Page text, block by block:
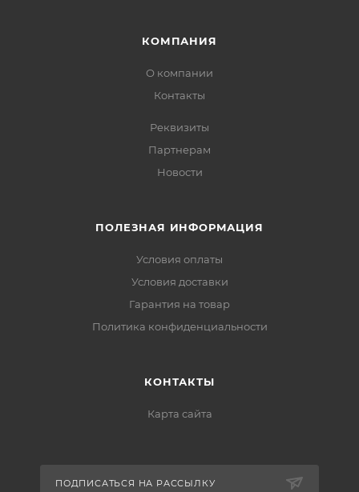
КОМПАНИЯ
О компании
Контакты
Реквизиты
Партнерам
Новости
ПОЛЕЗНАЯ ИНФОРМАЦИЯ
Условия оплаты
Условия доставки
Гарантия на товар
Политика конфиденциальности
КОНТАКТЫ
Карта сайта
ПОДПИСАТЬСЯ НА РАССЫЛКУ